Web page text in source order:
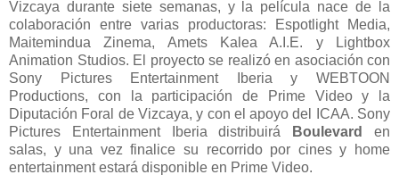
Vizcaya durante siete semanas, y la película nace de la
colaboración entre varias productoras: Espotlight Media,
Maitemindua Zinema, Amets Kalea A.I.E. y Lightbox
Animation Studios. El proyecto se realizó en asociación con
Sony Pictures Entertainment Iberia y WEBTOON
Productions, con la participación de Prime Video y la
Diputación Foral de Vizcaya, y con el apoyo del ICAA. Sony
Pictures Entertainment Iberia distribuirá
Boulevard
en
salas, y una vez finalice su recorrido por cines y home
entertainment estará disponible en Prime Video.